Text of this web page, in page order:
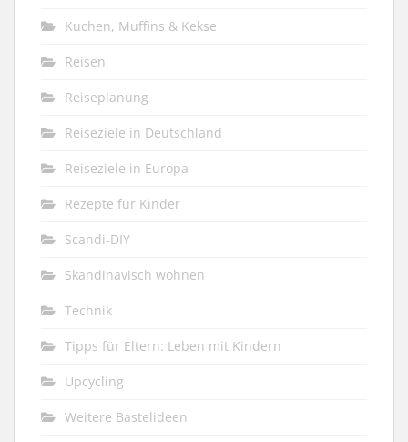
Kuchen, Muffins & Kekse
Reisen
Reiseplanung
Reiseziele in Deutschland
Reiseziele in Europa
Rezepte für Kinder
Scandi-DIY
Skandinavisch wohnen
Technik
Tipps für Eltern: Leben mit Kindern
Upcycling
Weitere Bastelideen